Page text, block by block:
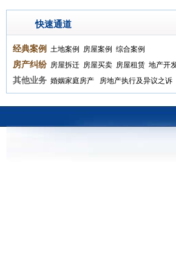
快速通道
经典案例 土地案例 房屋案例 综合案例
房产纠纷 房屋拆迁 房屋买卖 房屋租赁 地产开
其他业务 婚姻家庭房产 房地产执行及异议之诉